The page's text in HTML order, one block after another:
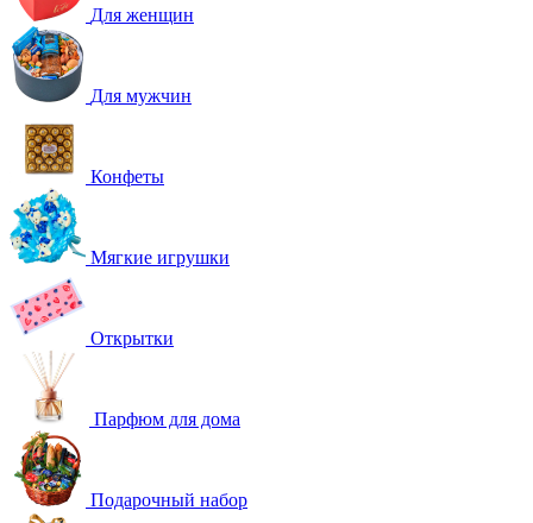
Для женщин
Для мужчин
Конфеты
Мягкие игрушки
Открытки
Парфюм для дома
Подарочный набор